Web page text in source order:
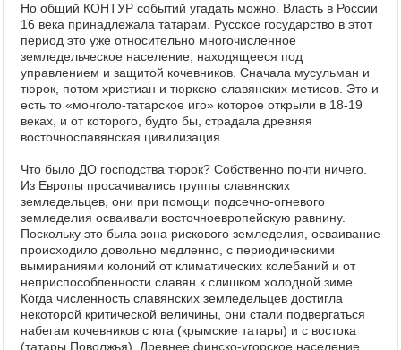
Но общий КОНТУР событий угадать можно. Власть в России
16 века принадлежала татарам. Русское государство в этот
период это уже относительно многочисленное
земледельческое население, находящееся под
управлением и защитой кочевников. Сначала мусульман и
тюрок, потом христиан и тюркско-славянских метисов. Это и
есть то «монголо-татарское иго» которое открыли в 18-19
веках, и от которого, будто бы, страдала древняя
восточнославянская цивилизация.
Что было ДО господства тюрок? Собственно почти ничего.
Из Европы просачивались группы славянских
земледельцев, они при помощи подсечно-огневого
земледелия осваивали восточноевропейскую равнину.
Поскольку это была зона рискового земледелия, осваивание
происходило довольно медленно, с периодическими
вымираниями колоний от климатических колебаний и от
неприспособленности славян к слишком холодной зиме.
Когда численность славянских земледельцев достигла
некоторой критической величины, они стали подвергаться
набегам кочевников с юга (крымские татары) и с востока
(татары Поволжья). Древнее финско-угорское население